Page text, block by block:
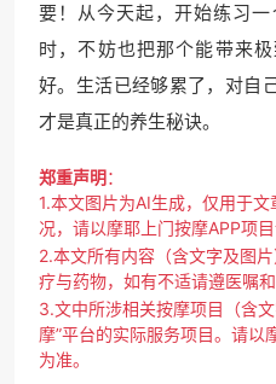
要！从今天起，开始练习
时，不妨也把那个能带来
好。生活已经够累了，对自
才是真正的养生秘诀。
郑重声明：
1.本文图片为AI生成，仅用于
况，请以摩耶上门按摩APP项目
2.本文所有内容（含文字及图
疗与药物，如有不适请遵医嘱和
3.文中所涉相关按摩项目（含
摩”平台的实际服务项目。请以
为准。